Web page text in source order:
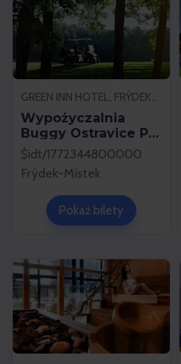
GREEN INN HOTEL, FRÝDEK-MÍSTEK
Wypożyczalnia
Buggy Ostravice Po
- Nd - 18 dołków
$idt/1772344800000
Frýdek-Místek
Pokaż bilety